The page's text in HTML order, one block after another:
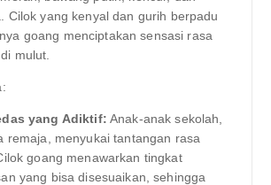
Cilok yang kenyal dan gurih berpadu
goang menciptakan sensasi rasa
mulut.
yang Adiktif: Anak-anak sekolah,
remaja, menyukai tantangan rasa
goang menawarkan tingkat
yang bisa disesuaikan, sehingga